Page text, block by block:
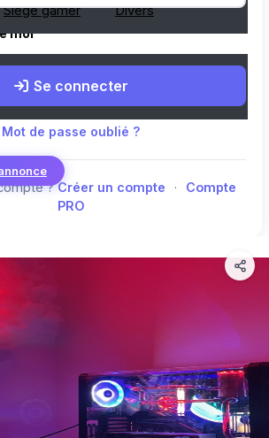
Siège gamer Divers
: Intel / AMD
PC gamer
moi
Se connecter
Mot de passe oublié ?
? Créer un compte ·
Compte
PRO